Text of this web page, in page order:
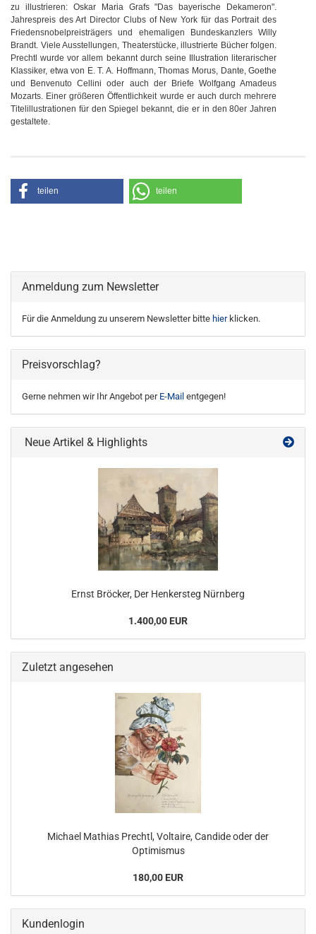
zu illustrieren: Oskar Maria Grafs "Das bayerische Dekameron".
Jahrespreis des Art Director Clubs of New York für das Portrait des
Friedensnobelpreisträgers und ehemaligen Bundeskanzlers Willy
Brandt. Viele Ausstellungen, Theaterstücke, illustrierte Bücher folgen.
Prechtl wurde vor allem bekannt durch seine Illustration literarischer
Klassiker, etwa von E. T. A. Hoffmann, Thomas Morus, Dante, Goethe
und Benvenuto Cellini oder auch der Briefe Wolfgang Amadeus
Mozarts. Einer größeren Öffentlichkeit wurde er auch durch mehrere
Titelillustrationen für den Spiegel bekannt, die er in den 80er Jahren
gestaltete.
teilen teilen
Anmeldung zum Newsletter
Für die Anmeldung zu unserem Newsletter bitte hierklicken.
Preisvorschlag?
Gerne nehmen wir Ihr Angebot per E-Mail entgegen!
Neue Artikel & Highlights
Ernst Bröcker, Der Henkersteg Nürnberg
1.400,00 EUR
Zuletzt angesehen
Michael Mathias Prechtl, Voltaire, Candide oder der
Optimismus
180,00 EUR
Kundenlogin